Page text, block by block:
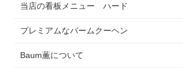
当店の看板メニュー ハード
プレミアムなバームクーヘン
Baum薫について